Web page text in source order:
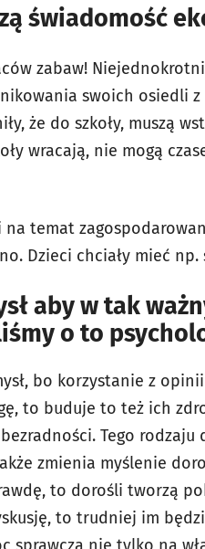
świadomość
zabaw!
swoich osiedli
że do szkoły, muszą
wracają, nie mogą
temat
Dzieci chciały mieć np.
aby w tak
o to
bo korzystanie z
to buduje to też ich
Tego
zmienia myślenie
to dorośli tworzą
to trudniej im